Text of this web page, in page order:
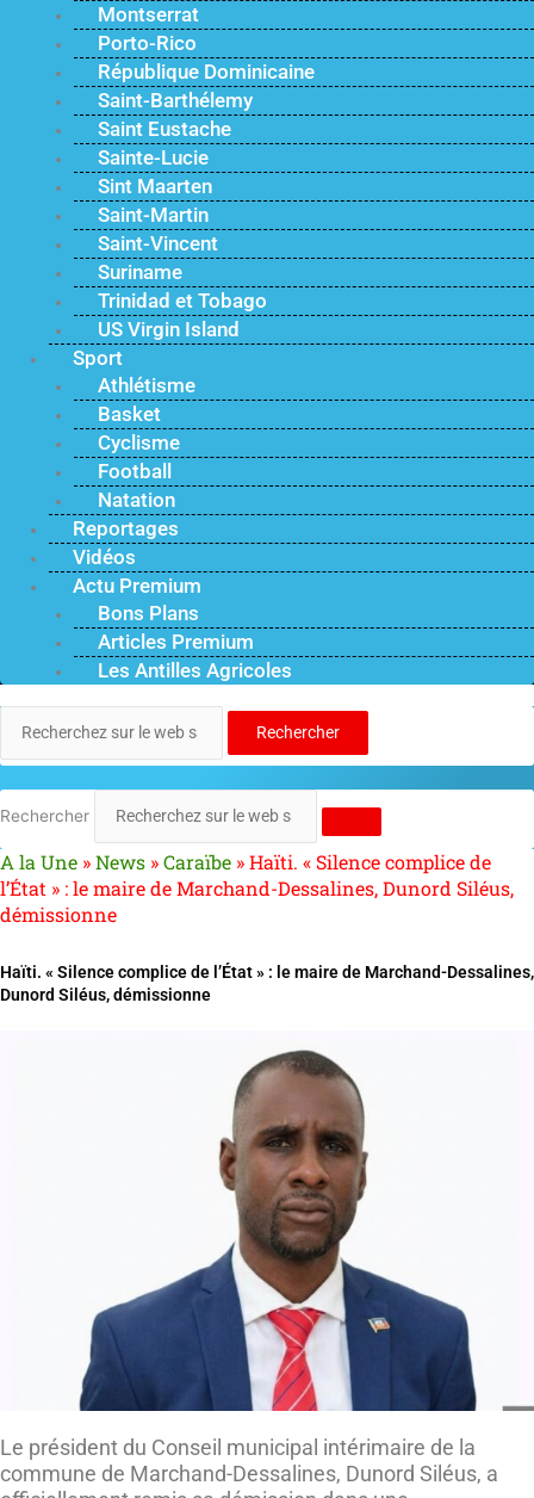
Montserrat
Porto-Rico
République Dominicaine
Saint-Barthélemy
Saint Eustache
Sainte-Lucie
Sint Maarten
Saint-Martin
Saint-Vincent
Suriname
Trinidad et Tobago
US Virgin Island
Sport
Athlétisme
Basket
Cyclisme
Football
Natation
Reportages
Vidéos
Actu Premium
Bons Plans
Articles Premium
Les Antilles Agricoles
Rechercher
Rechercher
A la Une »News »Caraïbe »Haïti. « Silence complice de
l’État » : le maire de Marchand-Dessalines, Dunord Siléus,
démissionne
Haïti. « Silence complice de l’État » : le maire de Marchand-Dessalines,
Dunord Siléus, démissionne
Le président du Conseil municipal intérimaire de la
commune de Marchand-Dessalines, Dunord Siléus, a